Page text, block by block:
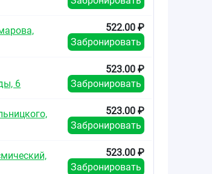
522.00 ₽
Забронировать
6
523.00 ₽
Забронировать
523.00 ₽
Забронировать
523.00 ₽
Забронировать